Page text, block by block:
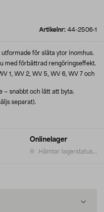
Artikelnr: 44-2506-1
Onlinelager
Hämtar lagerstatus...
för släta ytor inomhus.
med förbättrad rengöringseffekt.
1, WV 2, WV 5, WV 6, WV 7 och
– snabbt och lätt att byta.
separat).